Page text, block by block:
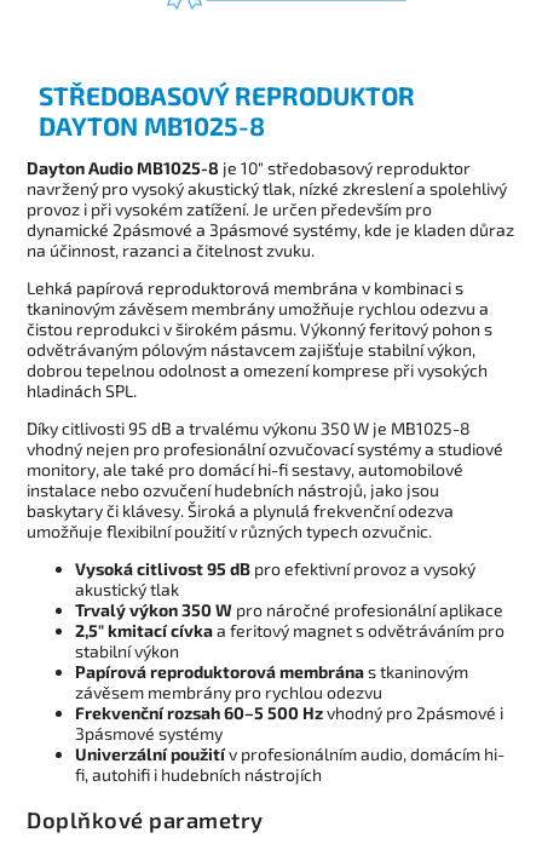
STŘEDOBASOVÝ REPRODUKTOR
DAYTON MB1025-8
Dayton Audio MB1025-8 je 10" středobasový reproduktor
navržený pro vysoký akustický tlak, nízké zkreslení a spolehlivý
provoz i při vysokém zatížení. Je určen především pro
dynamické 2pásmové a 3pásmové systémy, kde je kladen důraz
na účinnost, razanci a čitelnost zvuku.
Lehká papírová reproduktorová membrána v kombinaci s
tkaninovým závěsem membrány umožňuje rychlou odezvu a
čistou reprodukci v širokém pásmu. Výkonný feritový pohon s
odvětrávaným pólovým nástavcem zajišťuje stabilní výkon,
dobrou tepelnou odolnost a omezení komprese při vysokých
hladinách SPL.
Díky citlivosti 95 dB a trvalému výkonu 350 W je MB1025-8
vhodný nejen pro profesionální ozvučovací systémy a studiové
monitory, ale také pro domácí hi-fi sestavy, automobilové
instalace nebo ozvučení hudebních nástrojů, jako jsou
baskytary či klávesy. Široká a plynulá frekvenční odezva
umožňuje flexibilní použití v různých typech ozvučnic.
Vysoká citlivost 95 dB pro efektivní provoz a vysoký
akustický tlak
Trvalý výkon 350 W pro náročné profesionální aplikace
2,5" kmitací cívkaa feritový magnet s odvětráváním pro
stabilní výkon
Papírová reproduktorová membránas tkaninovým
závěsem membrány pro rychlou odezvu
Frekvenční rozsah 60–5 500 Hzvhodný pro 2pásmové i
3pásmové systémy
Univerzální použitív profesionálním audio, domácím hi-
fi, autohifi i hudebních nástrojích
Doplňkové parametry